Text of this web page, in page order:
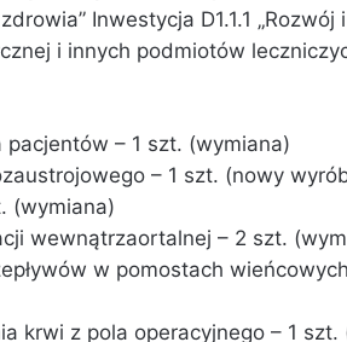
Inwestycja D1.1.1
i innych podmiotów
– 1 szt. (wymiana)
– 1 szt. (nowy
(wymiana)
wewnątrzaortalnej – 2 szt.
w pomostach
krwi z pola operacyjnego – 1 szt.